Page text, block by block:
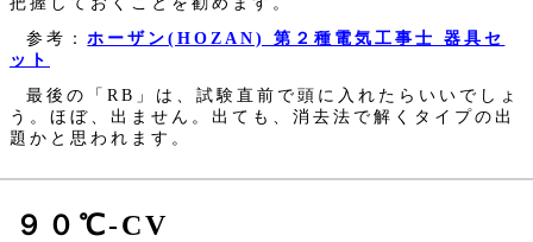
参考：ホーザン(HOZAN) 第２種電気工事士 器具セ
ット
最後の「RB」は、試験直前で頭に入れたらいいでしょ
う。ほぼ、出ません。出ても、消去法で解くタイプの出
題かと思われます。
９０℃‐CV